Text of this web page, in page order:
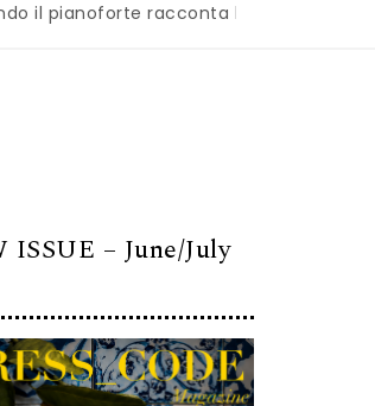
racconta l’anima dell’Italia
ISSUE – June/July